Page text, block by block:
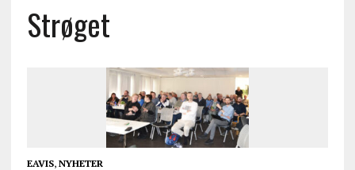
Strøget
EAVIS, NYHETER